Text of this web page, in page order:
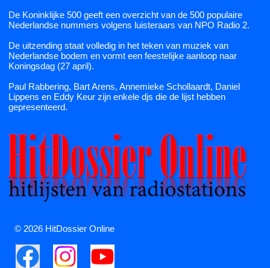
De Koninklijke 500 geeft een overzicht van de 500 populaire
Nederlandse nummers volgens luisteraars van NPO Radio 2.
De uitzending staat volledig in het teken van muziek van
Nederlandse bodem en vormt een feestelijke aanloop naar
Koningsdag (27 april).
Paul Rabbering, Bart Arens, Annemieke Schollaardt, Daniel
Lippens en Eddy Keur zijn enkele djs die de lijst hebben
gepresenteerd.
© 2026 HitDossier Online